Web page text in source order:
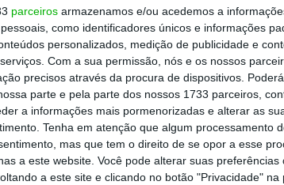
parceiros armazenamos e/ou acedemos a
como identificadores únicos e informações
personalizados, medição de publicidade e
Com a sua permissão, nós e os nossos
precisos através da procura de dispositivos.
parte e pela parte dos nossos 1733 parceiros,
a informações mais pormenorizadas e alterar as
Tenha em atenção que algum processamento
mas que tem o direito de se opor a esse
a este website. Você pode alterar suas
a este site e clicando no botão "Privacidade" na
, mais 13,91 euros do que nos dois
da Segurança Social esta terça-
ao imposto retido em excesso em
de839 eurosrecebeu em janeiro um